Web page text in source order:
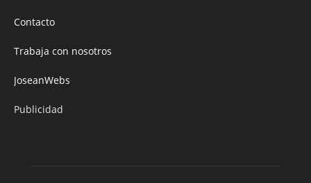
Contacto
Trabaja con nosotros
JoseanWebs
Publicidad